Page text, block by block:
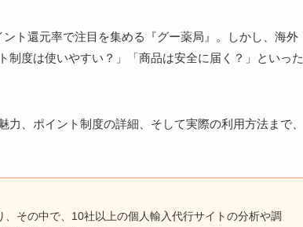
ト還元率で注目を集める『グー薬局』。しかし、海外
度は使いやすい？」「商品は安全に届く？」といった
、ポイント制度の詳細、そして実際の利用方法まで、
その中で、10社以上の個人輸入代行サイトの分析や調